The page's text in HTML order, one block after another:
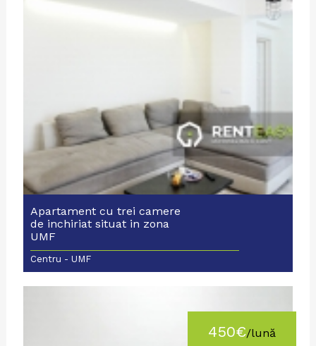
Apartament cu trei camere
de inchiriat situat in zona
UMF
Centru - UMF
450€/lună